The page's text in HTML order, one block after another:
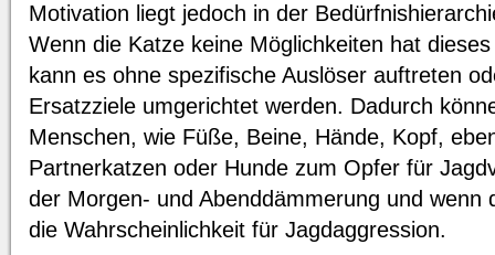
Motivation liegt jedoch in der
Wenn die Katze keine Möglichkeiten hat
kann es ohne spezifische Auslöser auftreten
Ersatzziele umgerichtet werden. Dadurch
Menschen, wie Füße, Beine, Hände, Kopf,
Partnerkatzen oder Hunde zum Opfer für
der Morgen- und Abenddämmerung und wenn
die Wahrscheinlichkeit für Jagdaggression.